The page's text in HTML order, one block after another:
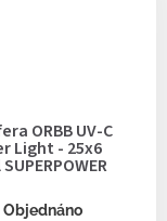
ORBB UV-C
Light - 25х6
Objednáno